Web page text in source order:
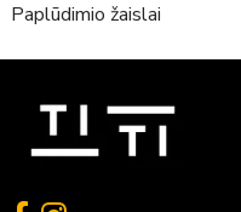
Paplūdimio žaislai